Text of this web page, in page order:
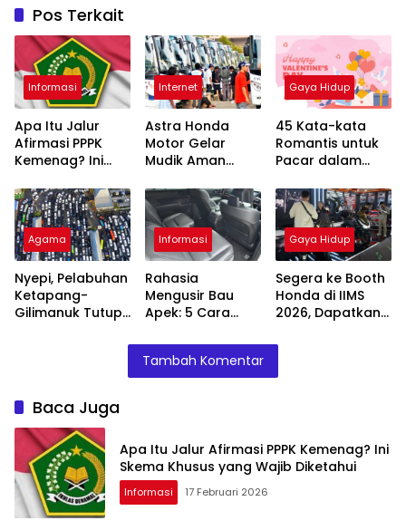
Pos Terkait
Informasi
Apa Itu Jalur
Afirmasi PPPK
Kemenag? Ini
yang Wajib
Diketahui
Internet
Astra Honda
Motor Gelar
Mudik Aman
Kurangi Angka
Kecelakaan
Gaya Hidup
45 Kata-kata
Romantis untuk
Pacar dalam
Agama
Nyepi, Pelabuhan
Ketapang-
Gilimanuk Tutup
Informasi
Rahasia
Mengusir Bau
Apek: 5 Cara
Membuat Kabin
Mobil Wangi
Lama
Gaya Hidup
Segera ke Booth
Honda di IIMS
2026, Dapatkan
Hemat dan
Tambah Komentar
Baca Juga
Apa Itu Jalur Afirmasi PPPK Kemenag? Ini
Skema Khusus yang Wajib Diketahui
Informasi 17 Februari 2026